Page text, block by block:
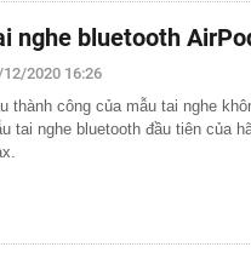
nghe bluetooth
12/2020 16:26
thành công của mẫu tai nghe
tai nghe bluetooth đầu tiên của